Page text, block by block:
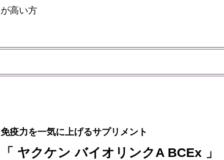
が高い方
免疫力を一気に上げるサプリメント
「 ヤクケン バイオリンクA BCEx 」